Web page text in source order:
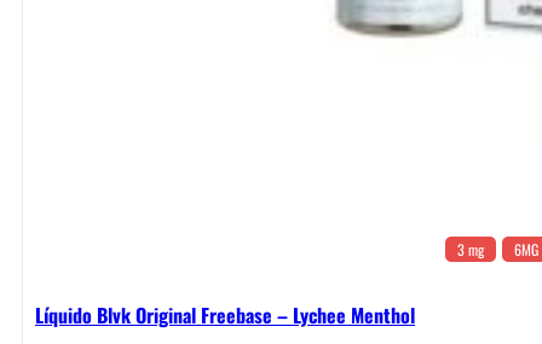
3 mg 6MG
Líquido Blvk Original Freebase – Lychee Menthol